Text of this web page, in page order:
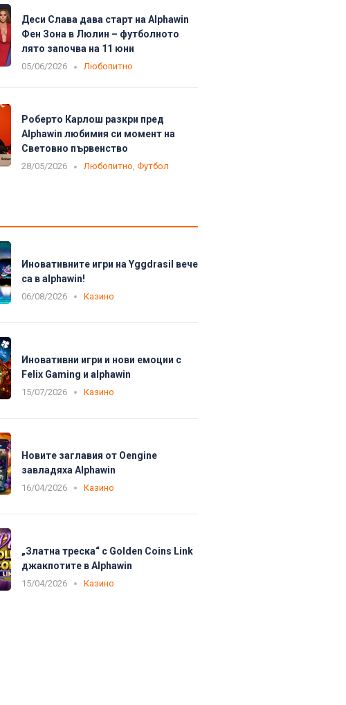
Деси Слава дава старт на Alphawin
Фен Зона в Люлин – футболното
лято започва на 11 юни
05/06/2026 Любопитно
Роберто Карлош разкри пред
Alphawin любимия си момент на
Световно първенство
28/05/2026 Любопитно, Футбол
Иновативните игри на Yggdrasil вече
са в alphawin!
06/08/2026 Казино
Иновативни игри и нови емоции с
Felix Gaming и alphawin
15/07/2026 Казино
Новите заглавия от Oengine
завладяха Alphawin
16/04/2026 Казино
„Златна треска“ с Golden Coins Link
джакпотите в Alphawin
15/04/2026 Казино